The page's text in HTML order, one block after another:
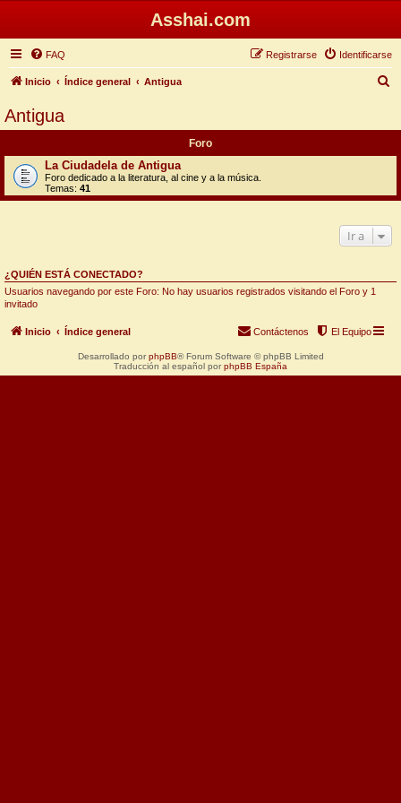
Asshai.com
FAQ Identificarse
Registrarse
Inicio Índice general Antigua
Antigua
Foro
La Ciudadela de Antigua
Foro dedicado a la literatura, al cine y a la música.
Temas: 41
Ir a
¿QUIÉN ESTÁ CONECTADO?
Usuarios navegando por este Foro: No hay usuarios registrados visitando el Foro y 1
invitado
Inicio Índice general El Equipo
Contáctenos
Desarrollado por phpBB® Forum Software © phpBB Limited
Traducción al español por phpBB España